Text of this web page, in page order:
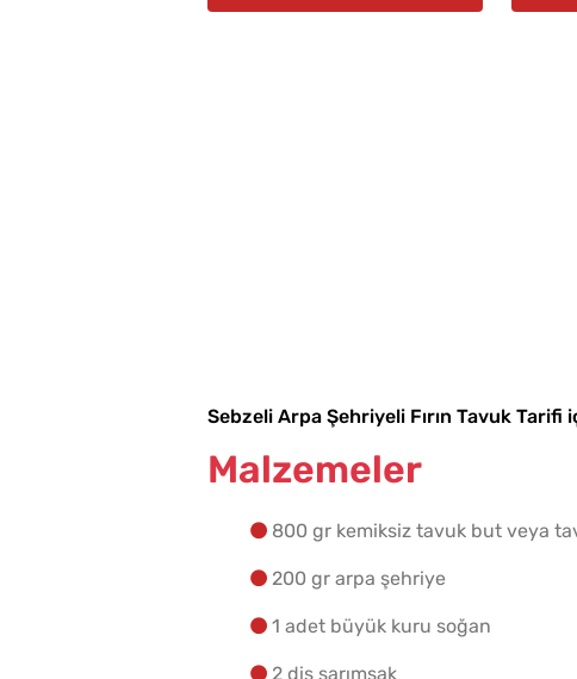
Sebzeli Arpa Şehriyeli Fırın Tavuk Tarifi
Malzemeler
800 gr kemiksiz tavuk but veya
200 gr arpa şehriye
1 adet büyük kuru soğan
2 diş sarımsak